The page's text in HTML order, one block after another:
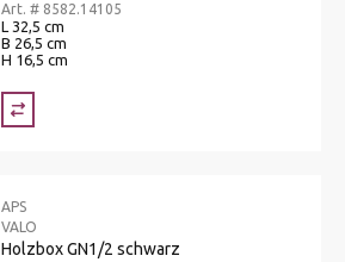
Art. # 8582.14105
L 32,5 cm
B 26,5 cm
H 16,5 cm
APS
VALO
Holzbox GN1/2 schwarz